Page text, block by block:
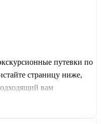
путевки по
страницу ниже,
вам